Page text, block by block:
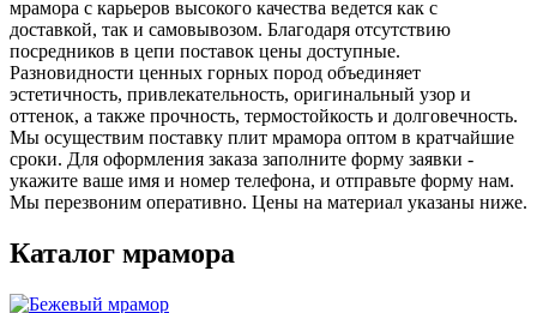
мрамора с карьеров высокого качества ведется как с
доставкой, так и самовывозом. Благодаря отсутствию
посредников в цепи поставок цены доступные.
Разновидности ценных горных пород объединяет
эстетичность, привлекательность, оригинальный узор и
оттенок, а также прочность, термостойкость и долговечность.
Мы осуществим поставку плит мрамора оптом в кратчайшие
сроки. Для оформления заказа заполните форму заявки -
укажите ваше имя и номер телефона, и отправьте форму нам.
Мы перезвоним оперативно. Цены на материал указаны ниже.
Каталог мрамора